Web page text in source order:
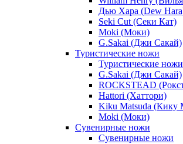
Дью Хара (Dew
Seki Cut (Секи Кат)
Moki (Моки)
G.Sakai (Джи Сакай)
Туристические ножи
Туристические ножи
G.Sakai (Джи Сакай)
ROCKSTEAD
Hattori (Хаттори)
Kiku Matsuda (Кику
Moki (Моки)
Сувенирные ножи
Сувенирные ножи